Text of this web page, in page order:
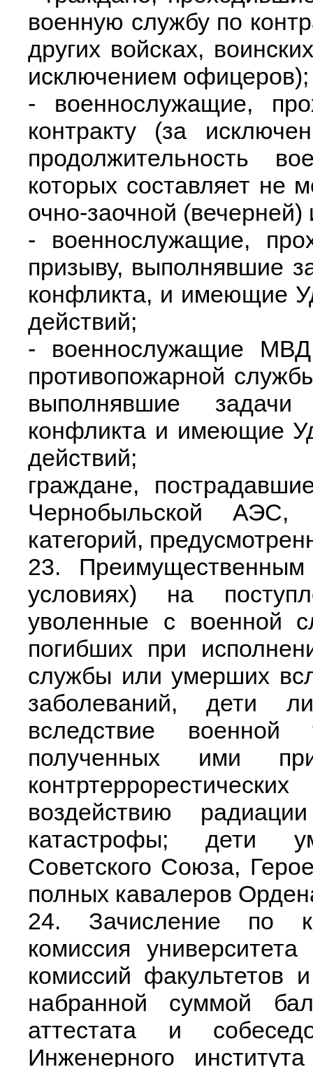
военную службу по
других войсках,
исключением офицеров);
- военнослужащие,
контракту (за
продолжительность
которых составляет не
очно-заочной
- военнослужащие,
призыву, выполнявшие
конфликта, и имеющие
действий;
- военнослужащие МВД,
противопожарной
выполнявшие
конфликта и имеющие
действий;
граждане,
Чернобыльской
категорий,
23.
условиях) на
уволенные с военной
погибших при
службы или умерших
заболеваний, дети
вследствие
полученных ими
воздействию
катастрофы; дети
Советского Союза,
полных кавалеров
24. Зачисление по
комиссия
комиссий факультетов
набранной суммой
аттестата и
Инженерного